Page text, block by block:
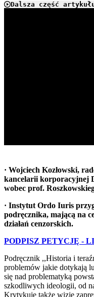
Dalsza część
· Wojciech Kozłowski,
kancelarii korporacyjnej
wobec prof.
· Instytut Ordo Iuris
podręcznika, mającą na
działań cenzorskich.
PODPISZ PETYCJĘ -
Podręcznik ,,Historia i
problemów jakie dotykają
się nad problematyką
szkodliwych ideologii, od
Krytykuje także wizję